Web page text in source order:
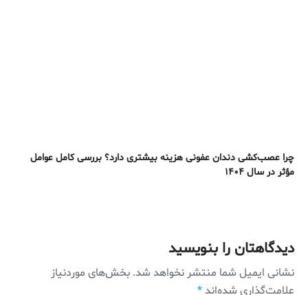
چرا عصب‌کشی دندان عفونی هزینه بیشتری دارد؟ بررسی کامل عوامل
مؤثر در سال ۱۴۰۴
دیدگاهتان را بنویسید
نشانی ایمیل شما منتشر نخواهد شد. بخش‌های موردنیاز
علامت‌گذاری شده‌اند*